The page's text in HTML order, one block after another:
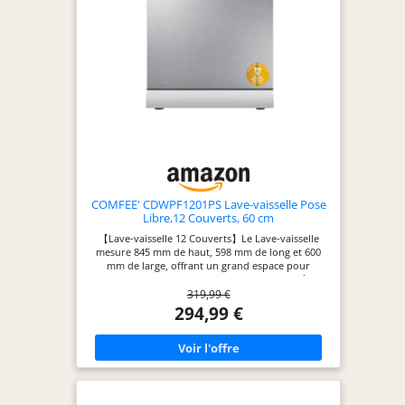
permettant de faire partir le lave-
vaisselle à toute heure de la journée
Dimensions du produit : 85 x 60 x 59
COMFEE' CDWPF1201PS Lave-vaisselle Pose
Libre,12 Couverts, 60 cm
【Lave-vaisselle 12 Couverts】Le Lave-vaisselle
mesure 845 mm de haut, 598 mm de long et 600
mm de large, offrant un grand espace pour
charger maximal de vaisselles. Le panier à
couverts peut également être retiré pour fournir
un espace supplémentaire pour les grandes
casseroles et poêles de 300 mm de diamètre, si
nécessaire. 【Séchage Intensif】La fonction de
séchage intensif offre un séchage complet (sauf
pour les cycles Rapide et Autonettoyant) sans qu'il
soit nécessaire d’utiliser une serviette
319,99 €
294,99 €